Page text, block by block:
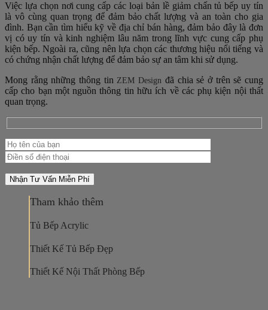
Việc lựa chọn nơi cung cấp các loại bản lề giảm chấn tủ bếp uy tín
là vô cùng quan trọng để đảm bảo chất lượng và an toàn cho gia
đình. Bạn cần tìm hiểu kỹ về địa chỉ bán hàng, đảm bảo đây là đơn
vị có uy tín và kinh nghiệm lâu năm trong lĩnh vực cung cấp phụ
kiện bếp. Ngoài ra, cũng nên lựa chọn các thương hiệu nổi tiếng và
có chứng nhận chất lượng để đảm bảo sự an tâm khi sử dụng.
Mong rằng những thông tin ZEM Design đã chia sẻ ở trên sẽ cung
cấp cho bạn một nguồn thông tin hữu ích về các phụ kiện nội thất
quan trọng.
Tham khảo thêm
Tủ Bếp Acrylic
Thiết Kế Tủ Bếp Đẹp
Thiết Kế Nội Thất Phòng Bếp